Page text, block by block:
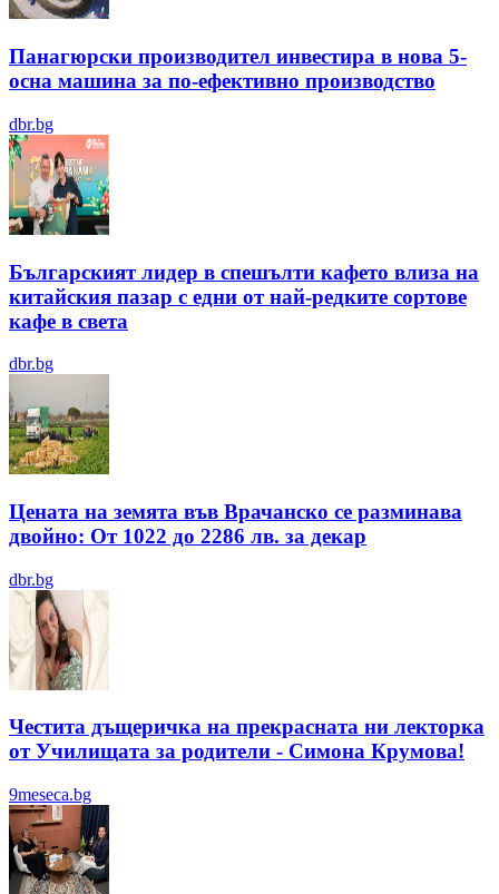
Панагюрски производител инвестира в нова 5-
осна машина за по-ефективно производство
dbr.bg
Българският лидер в спешълти кафето влиза на
китайския пазар с едни от най-редките сортове
кафе в света
dbr.bg
Цената на земята във Врачанско се разминава
двойно: От 1022 до 2286 лв. за декар
dbr.bg
Честита дъщеричка на прекрасната ни лекторка
от Училищата за родители - Симона Крумова!
9meseca.bg